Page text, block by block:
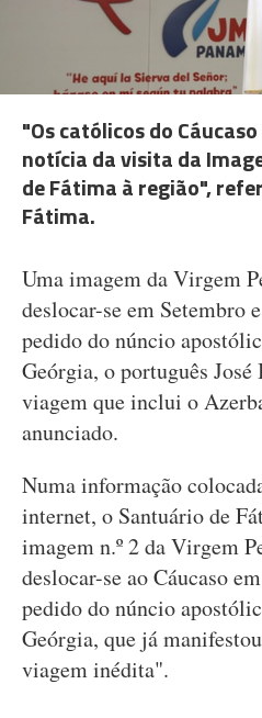
"Os católicos do
notícia da visita da
de Fátima à região",
Fátima.
Uma imagem da Virgem
deslocar-se em Setembro
pedido do núncio
Geórgia, o português
viagem que inclui o
anunciado.
Numa informação
internet, o Santuário de
imagem n.º 2 da Virgem
deslocar-se ao Cáucaso
pedido do núncio
Geórgia, que já
viagem inédita".